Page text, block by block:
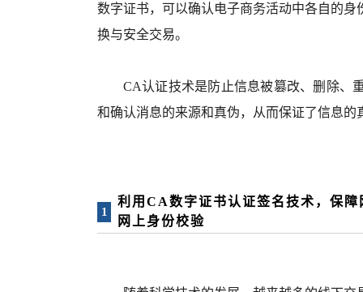
数字证书，可以确认电子商务活动中各自的
换与安全交易。
CA认证技术是防止信息被篡改、删除、
和确认消息的来源和真伪，从而保证了信息
1
利用CA数字证书认证签名技术，保
网上身份校验